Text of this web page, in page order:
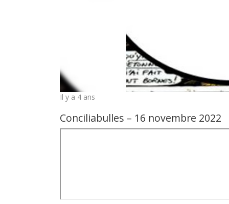
Il y a 4 ans
Conciliabulles – 16 novembre 2022